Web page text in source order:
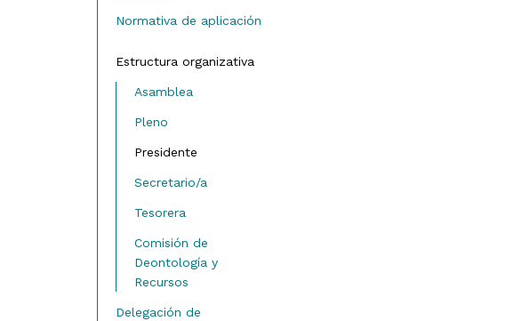
Tesorero/a
de Recursos
Normativa de aplicación
Arquitectos
Deontología
Agrupaciones
Leyes de Colegios
Profesionales
Otras
Estructura organizativa
Asamblea
Pleno
Presidente
Secretario/a
Tesorera
Comisión de
Deontología y
Recursos
Delegación de